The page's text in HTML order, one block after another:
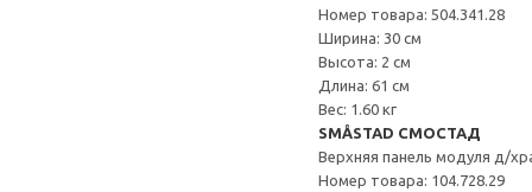
Номер товара: 504.341.28
Ширина: 30 см
Высота: 2 см
Длина: 61 см
Вес: 1.60 кг
SMÅSTAD СМОСТАД
Верхняя панель модуля д/
Номер товара: 104.728.29